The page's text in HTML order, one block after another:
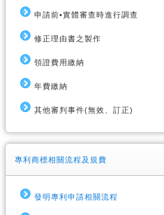
申請前•實體審查時進行調查
修正理由書之製作
領證費用繳納
年費繳納
其他審判事件(無效、訂正)
專利商標相關流程及規費
發明專利申請相關流程